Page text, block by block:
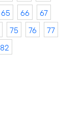
65 66
67
75 76
77
82